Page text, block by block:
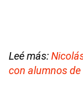
Leé más:
con alumnos de